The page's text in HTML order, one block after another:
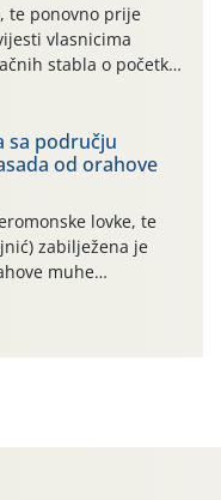
te ponovno prije
vlasnicima
stabla o početku
suzbijanja
Već dvanaest dana
koji naročito
jer najviše
sa području
od orahove
lovke, te
zabilježena je
muhe
može se objasniti
s vrlo malim